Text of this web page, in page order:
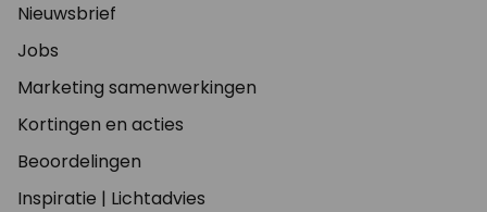
Nieuwsbrief
Jobs
Marketing samenwerkingen
Kortingen en acties
Beoordelingen
Inspiratie | Lichtadvies